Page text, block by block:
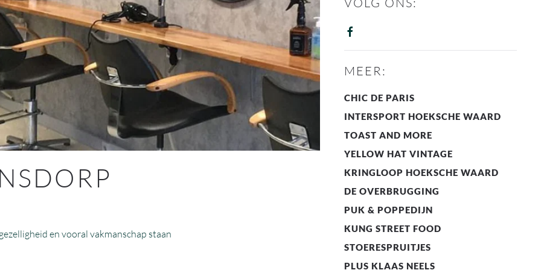
en vooral vakmanschap staan
MEER:
CHIC DE PARIS
INTERSPORT HOEKSCHE WAARD
TOAST AND MORE
YELLOW HAT VINTAGE
KRINGLOOP HOEKSCHE WAARD
DE OVERBRUGGING
PUK & POPPEDIJN
KUNG STREET FOOD
STOERESPRUITJES
PLUS KLAAS NEELS